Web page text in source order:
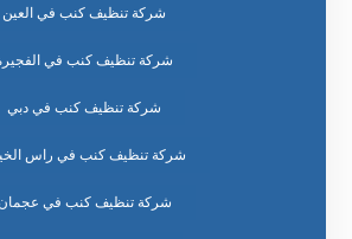
شركة تنظيف كنب في العين
شركة تنظيف كنب في
شركة تنظيف كنب في دبي
شركة تنظيف كنب في راس
شركة تنظيف كنب في عجمان